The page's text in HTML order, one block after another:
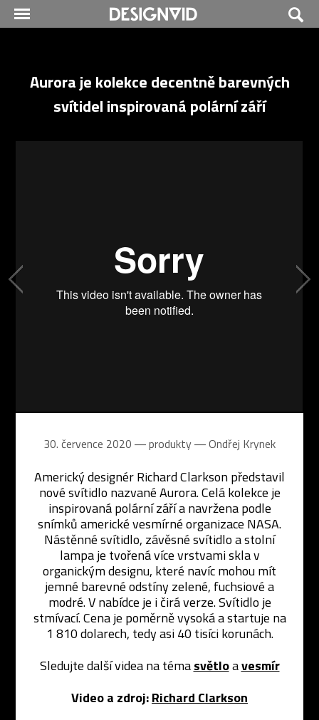
Aurora je kolekce decentně barevných
svítidel inspirovaná polární září
30. července 2020 ― produkty ―Ondřej Krynek
Americký designér Richard Clarkson představil
nové svítidlo nazvané Aurora. Celá kolekce je
inspirovaná polární září a navržena podle
snímků americké vesmírné organizace NASA.
Nástěnné svítidlo, závěsné svítidlo a stolní
lampa je tvořená více vrstvami skla v
organickým designu, které navíc mohou mít
jemné barevné odstíny zelené, fuchsiové a
modré. V nabídce je i čirá verze. Svítidlo je
stmívací. Cena je poměrně vysoká a startuje na
1 810 dolarech, tedy asi 40 tisíci korunách.
Sledujte další videa na témasvětloavesmír
Video a zdroj:Richard Clarkson